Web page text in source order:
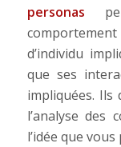
personas
d’individu
que ses
impliquées.
l’analyse des
l’idée que